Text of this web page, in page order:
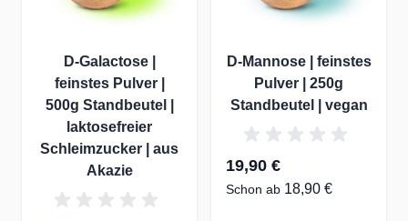
D-Galactose |
feinstes Pulver |
500g Standbeutel |
laktosefreier
Schleimzucker | aus
Akazie
D-Mannose | feinstes
Pulver | 250g
Standbeutel | vegan
19,90 €
Schon ab 18,90 €